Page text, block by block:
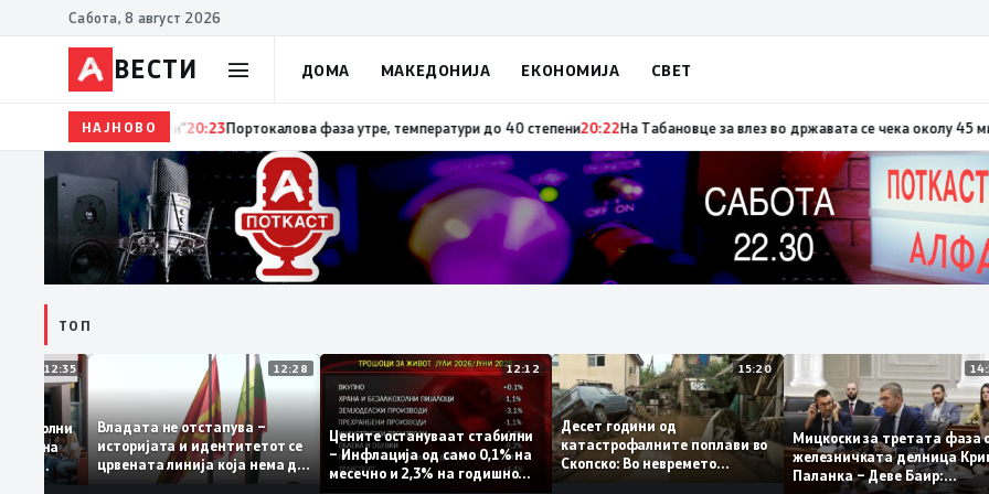
Сабота, 8 август 2026
ВЕСТИ ДОМА МАКЕДОНИЈА ЕКОНОМИЈА СВЕТ
НАЈНОВО20:24Сиљановска Давкова на Свечената академија по повод „30 години Општина Вевчани“20:23Портокалова фаза утре,
ТОП
12:35
задоволни
на
12:28
Владата не отстапува –
историјата и идентитетот се
црвената линија која нема да
се погази
12:12
Цените остануваат стабилни
– Инфлација од само 0,1% на
месечно и 2,3% на годишно
15:20
Десет години од
катастрофалните поплави во
Скопско: Во невремето
Мицкоски за третата
железничката делница
Паланка – Деве Баир: